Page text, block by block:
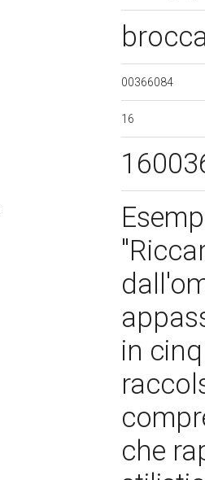
00366084
16
in
che